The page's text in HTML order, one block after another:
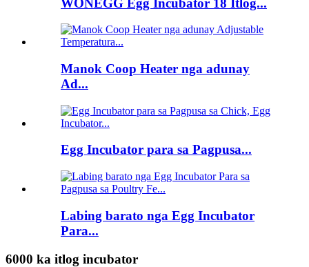
Manok Coop Heater nga adunay
Ad...
Egg Incubator para sa Pagpusa...
Labing barato nga Egg Incubator
Para...
6000 ka itlog incubator